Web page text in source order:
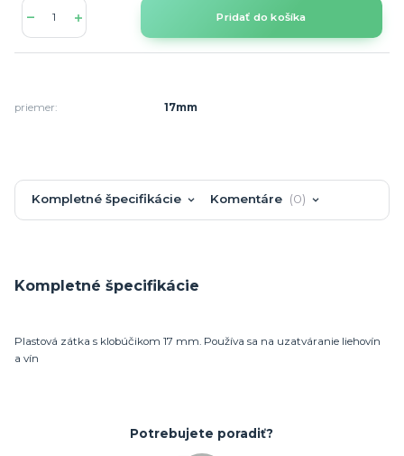
Pridať do košíka
priemer: 17mm
Kompletné špecifikácie Komentáre 0
Kompletné špecifikácie
Plastová zátka s klobúčikom 17 mm. Používa sa na uzatváranie liehovín
a vín
Potrebujete poradiť?